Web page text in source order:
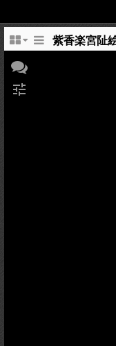
紫香楽宮阯
tune